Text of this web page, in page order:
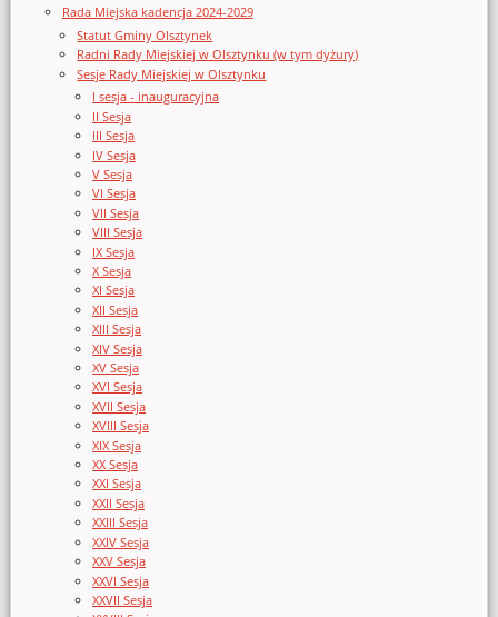
Rada Miejska kadencja 2024-2029
Statut Gminy Olsztynek
Radni Rady Miejskiej w Olsztynku (w tym dyżury)
Sesje Rady Miejskiej w Olsztynku
I sesja - inauguracyjna
II Sesja
III Sesja
IV Sesja
V Sesja
VI Sesja
VII Sesja
VIII Sesja
IX Sesja
X Sesja
XI Sesja
XII Sesja
XIII Sesja
XIV Sesja
XV Sesja
XVI Sesja
XVII Sesja
XVIII Sesja
XIX Sesja
XX Sesja
XXI Sesja
XXII Sesja
XXIII Sesja
XXIV Sesja
XXV Sesja
XXVI Sesja
XXVII Sesja